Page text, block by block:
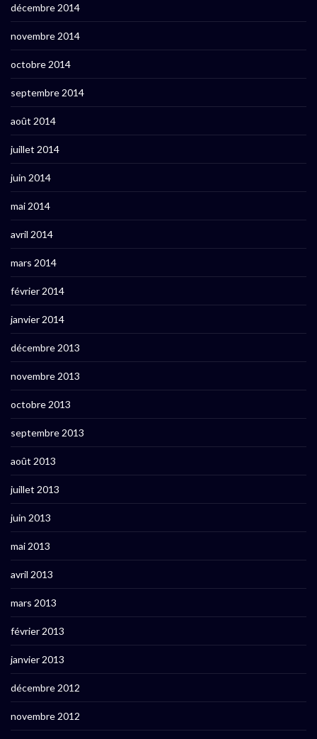
décembre 2014
novembre 2014
octobre 2014
septembre 2014
août 2014
juillet 2014
juin 2014
mai 2014
avril 2014
mars 2014
février 2014
janvier 2014
décembre 2013
novembre 2013
octobre 2013
septembre 2013
août 2013
juillet 2013
juin 2013
mai 2013
avril 2013
mars 2013
février 2013
janvier 2013
décembre 2012
novembre 2012